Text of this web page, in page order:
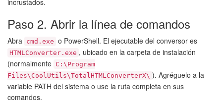
incrustados.
Paso 2. Abrir la línea de comandos
Abra cmd.exe o PowerShell. El ejecutable del conversor es
HTMLConverter.exe , ubicado en la carpeta de instalación
(normalmente C:\Program
Files\CoolUtils\TotalHTMLConverterX\ ). Agréguelo a la
variable PATH del sistema o use la ruta completa en sus
comandos.